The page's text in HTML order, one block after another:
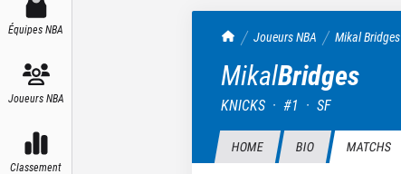
Équipes NBA
Joueurs NBA
Classement
TrashTalk Actu NBA
Joueurs NBA MikalBridges
MikalBridges
KNICKS · #1 · SF
HOME BIO MATCHS